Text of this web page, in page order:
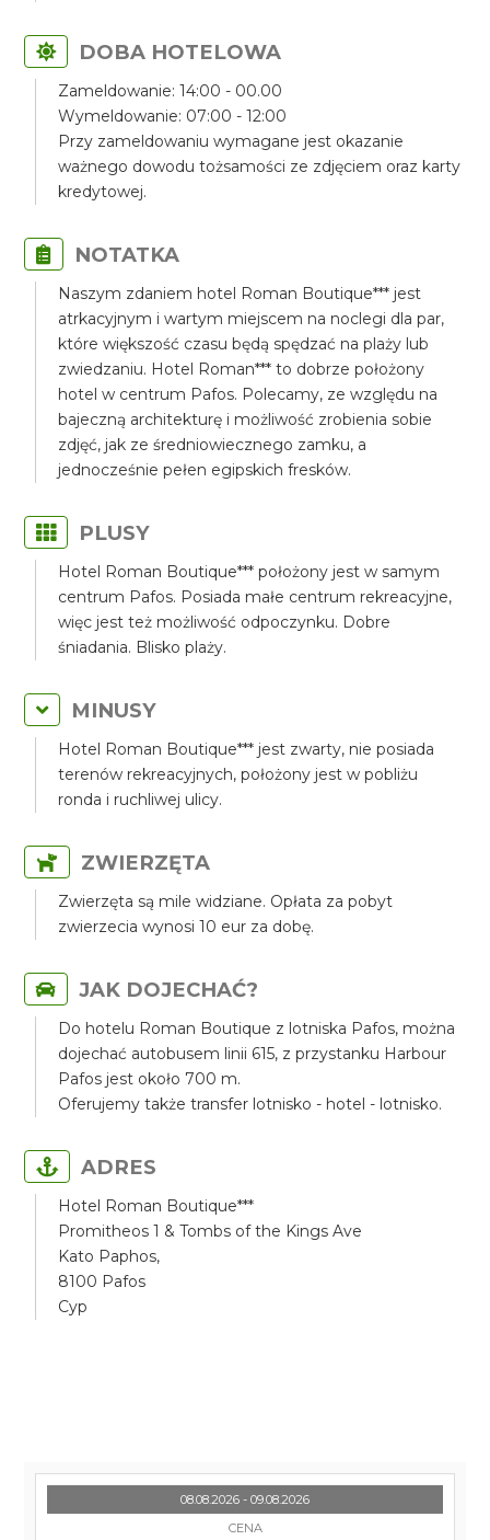
DOBA HOTELOWA
Zameldowanie: 14:00 - 00.00
Wymeldowanie: 07:00 - 12:00
Przy zameldowaniu wymagane jest okazanie
ważnego dowodu tożsamości ze zdjęciem oraz karty
kredytowej.
NOTATKA
Naszym zdaniem hotel Roman Boutique*** jest
atrkacyjnym i wartym miejscem na noclegi dla par,
które większość czasu będą spędzać na plaży lub
zwiedzaniu. Hotel Roman*** to dobrze położony
hotel w centrum Pafos. Polecamy, ze względu na
bajeczną architekturę i możliwość zrobienia sobie
zdjęć, jak ze średniowiecznego zamku, a
jednocześnie pełen egipskich fresków.
PLUSY
Hotel Roman Boutique*** położony jest w samym
centrum Pafos. Posiada małe centrum rekreacyjne,
więc jest też możliwość odpoczynku. Dobre
śniadania. Blisko plaży.
MINUSY
Hotel Roman Boutique*** jest zwarty, nie posiada
terenów rekreacyjnych, położony jest w pobliżu
ronda i ruchliwej ulicy.
ZWIERZĘTA
Zwierzęta są mile widziane. Opłata za pobyt
zwierzecia wynosi 10 eur za dobę.
JAK DOJECHAĆ?
Do hotelu Roman Boutique z lotniska Pafos, można
dojechać autobusem linii 615, z przystanku Harbour
Pafos jest około 700 m.
Oferujemy także transfer lotnisko - hotel - lotnisko.
ADRES
Hotel Roman Boutique***
Promitheos 1 & Tombs of the Kings Ave
Kato Paphos,
8100 Pafos
Cyp
08.08.2026 - 09.08.2026
CENA